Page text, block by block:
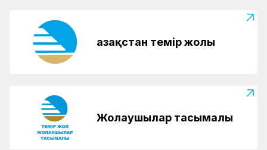
Қазақстан темір жолы
Жолаушылар тасымалы